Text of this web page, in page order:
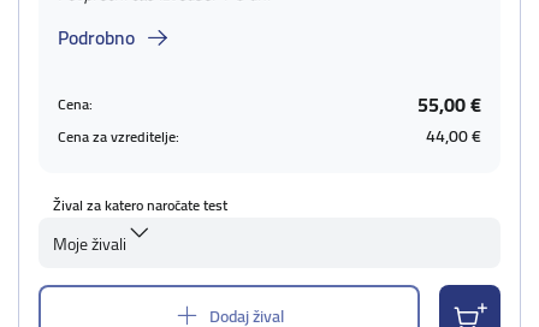
Podrobno
Cena: 55,00 €
Cena za vzreditelje: 44,00 €
Žival za katero naročate test
Moje živali
Dodaj žival